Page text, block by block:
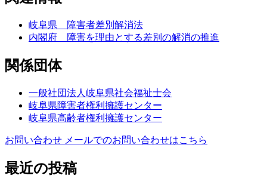
岐阜県 障害者差別解消法
内閣府 障害を理由とする差別の解消の推進
関係団体
一般社団法人岐阜県社会福祉士会
岐阜県障害者権利擁護センター
岐阜県高齢者権利擁護センター
お問い合わせ メールでのお問い合わせはこちら
最近の投稿